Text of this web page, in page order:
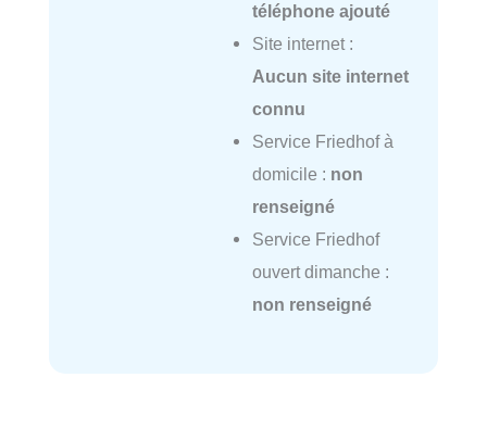
téléphone ajouté
Site internet :
Aucun site internet
connu
Service Friedhof à
domicile : non
renseigné
Service Friedhof
ouvert dimanche :
non renseigné